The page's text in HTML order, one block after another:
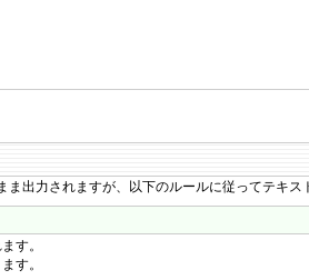
出力されますが、以下のルールに従ってテキス
す。
す。